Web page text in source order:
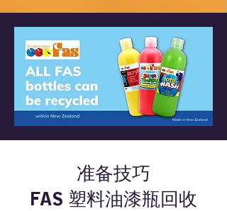
准备技巧
FAS 塑料油漆瓶回收